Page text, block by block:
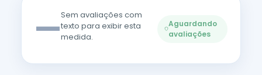
—Sem avaliações com
texto para exibir esta
medida.
Aguardando
avaliações